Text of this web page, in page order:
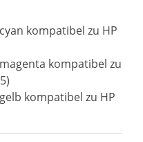
kompatibel zu HP
kompatibel zu
kompatibel zu HP